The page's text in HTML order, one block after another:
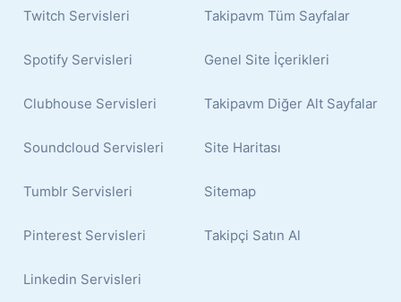
Twitch Servisleri
Spotify Servisleri
Clubhouse Servisleri
Soundcloud Servisleri
Tumblr Servisleri
Pinterest Servisleri
Linkedin Servisleri
Takipavm Tüm Sayfalar
Genel Site İçerikleri
Takipavm Diğer Alt Sayfalar
Site Haritası
Sitemap
Takipçi Satın Al